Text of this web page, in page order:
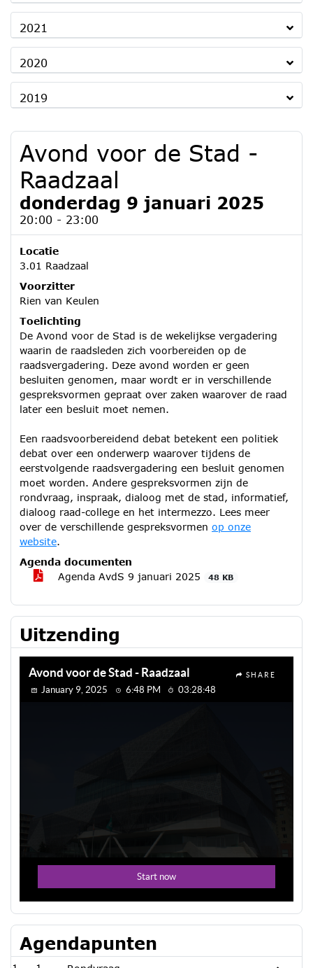
2021
2020
2019
Avond voor de Stad -
Raadzaal
donderdag 9 januari 2025
20:00 - 23:00
Locatie
3.01 Raadzaal
Voorzitter
Rien van Keulen
Toelichting
De Avond voor de Stad is de wekelijkse vergadering
waarin de raadsleden zich voorbereiden op de
raadsvergadering. Deze avond worden er geen
besluiten genomen, maar wordt er in verschillende
gespreksvormen gepraat over zaken waarover de raad
later een besluit moet nemen.
Een raadsvoorbereidend debat betekent een politiek
debat over een onderwerp waarover tijdens de
eerstvolgende raadsvergadering een besluit genomen
moet worden. Andere gespreksvormen zijn de
rondvraag, inspraak, dialoog met de stad, informatief,
dialoog raad-college en het intermezzo. Lees meer
over de verschillende gespreksvormen op onze
website.
Agenda documenten
Agenda AvdS 9 januari 2025
48 KB
Uitzending
Agendapunten